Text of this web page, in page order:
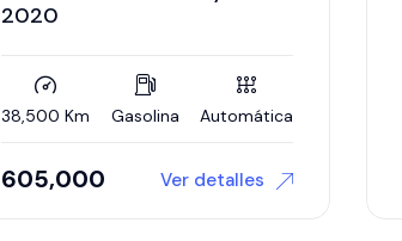
26,347 Km Híbrido Automática
999,900 Ver detalles